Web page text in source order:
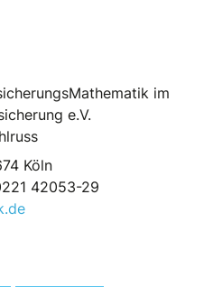
im
e.V.
Köln
42053-29